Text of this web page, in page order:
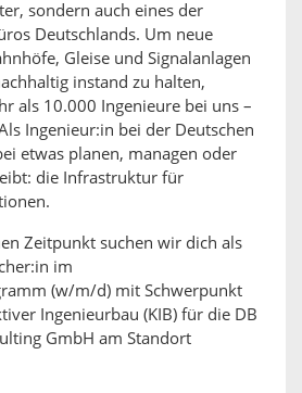
sondern auch eines der
Deutschlands. Um neue
Gleise und Signalanlagen
instand zu halten,
als 10.000 Ingenieure bei uns –
Ingenieur:in bei der Deutschen
etwas planen, managen oder
die Infrastruktur für
Zeitpunkt suchen wir dich als
im
(w/m/d) mit Schwerpunkt
Ingenieurbau (KIB) für die DB
GmbH am Standort